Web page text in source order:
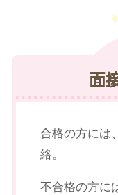
面
合格の方には
絡。
不合格の方に